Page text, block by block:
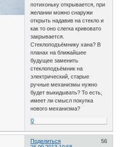
потихоньку открывается, при
желании можно снаружи
открыть надавив на стекло и
как то оно слегка кривовато
закрывается.
Стеклоподъёмнику хана? В
планах на ближайшее
будущее заменить
стеклоподъёмник на
электрический, старые
ручные механизмы нужно
будет выкидывать? То есть,
имеет ли смысл покупка
нового механизма?
0
Поделиться
56